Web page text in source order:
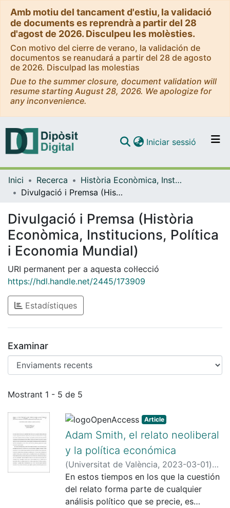
Amb motiu del tancament d'estiu, la validació
de documents es reprendrà a partir del 28
d'agost de 2026. Disculpeu les molèsties.
Con motivo del cierre de verano, la validación de
documentos se reanudará a partir del 28 de agosto
de 2026. Disculpad las molestias
Due to the summer closure, document validation will
resume starting August 28, 2026. We apologize for
any inconvenience.
Navega per tot el DD
Contacte
Iniciar sessió (current)
Inici Recerca
Història Econòmica, Institucions, Política i Economia Mundial
Divulgació i Premsa (Història Econòmica, Institucions, Política i Economia Mundial)
Divulgació i Premsa (Història
Econòmica, Institucions, Política
i Economia Mundial)
URI permanent per a aquesta col·lecció
https://hdl.handle.net/2445/173909
Estadístiques
Examinar
Enviaments recents
Mostrant 1 - 5 de 5
Article
Adam Smith, el relato neoliberal
y la política económica
(Universitat de València, 2023-03-01)
Palacios Cívico, J. C. (Juan Carlos)
En estos tiempos en los que la cuestión
del relato forma parte de cualquier
análisis político que se precie, es